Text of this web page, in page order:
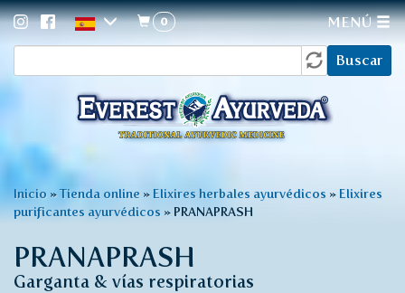
de
búsqueda
Buscar
0 MENÚ
Usted
está
aquí
Inicio »Tienda online » Elixires herbales ayurvédicos » Elixires
purificantes ayurvédicos » PRANAPRASH
PRANAPRASH
Garganta & vías respiratorias